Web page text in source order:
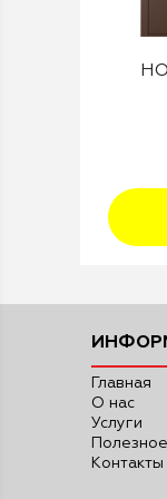
Главная
О нас
Услуги
Полезное
Контакты